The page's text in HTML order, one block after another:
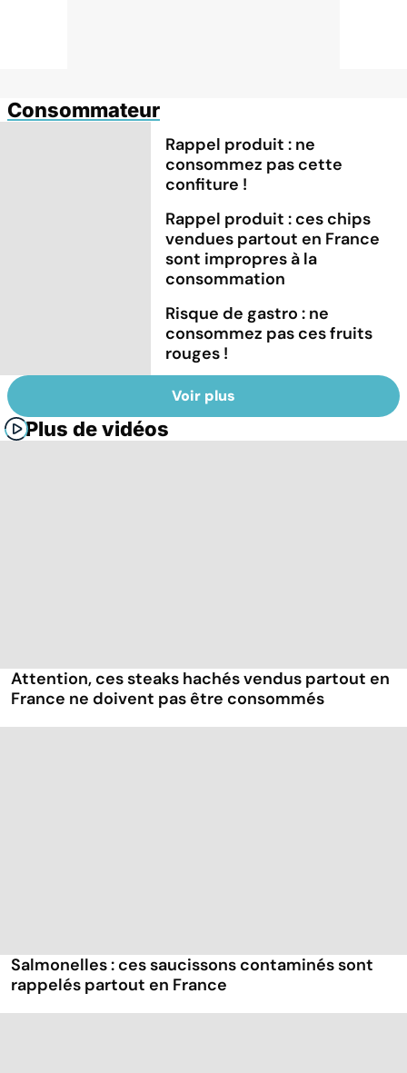
Consommateur
Rappel produit : ne
consommez pas cette
confiture !
Rappel produit : ces chips
vendues partout en France
sont impropres à la
consommation
Risque de gastro : ne
consommez pas ces fruits
rouges !
Voir plus
Plus de vidéos
Attention, ces steaks hachés vendus partout en
France ne doivent pas être consommés
Salmonelles : ces saucissons contaminés sont
rappelés partout en France